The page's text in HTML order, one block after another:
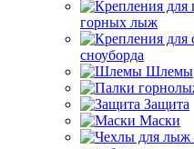
горных лыж
сноуборда
Шлемы
Защита
Маски